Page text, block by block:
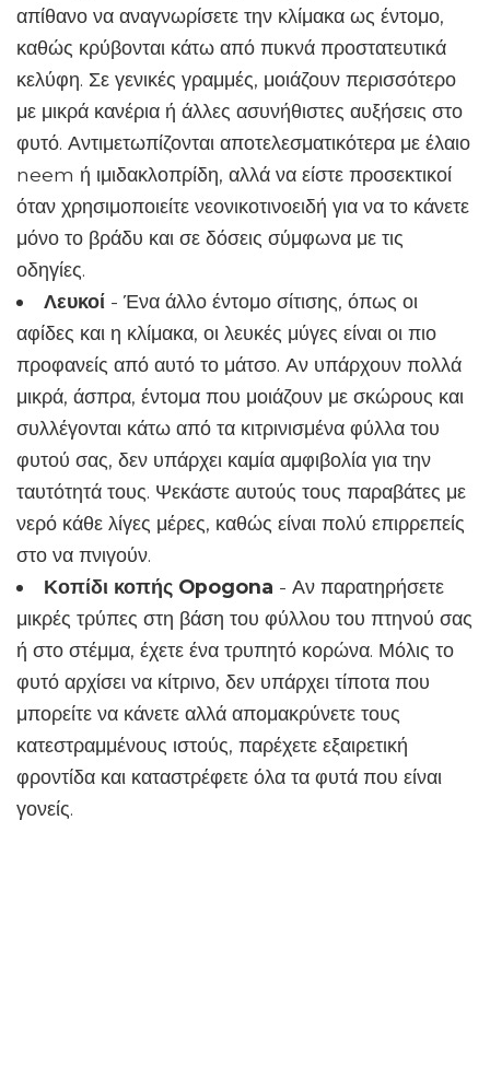
απίθανο να αναγνωρίσετε την κλίμακα ως έντομο,
καθώς κρύβονται κάτω από πυκνά προστατευτικά
κελύφη. Σε γενικές γραμμές, μοιάζουν περισσότερο
με μικρά κανέρια ή άλλες ασυνήθιστες αυξήσεις στο
φυτό. Αντιμετωπίζονται αποτελεσματικότερα με έλαιο
neem ή ιμιδακλοπρίδη, αλλά να είστε προσεκτικοί
όταν χρησιμοποιείτε νεονικοτινοειδή για να το κάνετε
μόνο το βράδυ και σε δόσεις σύμφωνα με τις
οδηγίες.
Λευκοί- Ένα άλλο έντομο σίτισης, όπως οι
αφίδες και η κλίμακα, οι λευκές μύγες είναι οι πιο
προφανείς από αυτό το μάτσο. Αν υπάρχουν πολλά
μικρά, άσπρα, έντομα που μοιάζουν με σκώρους και
συλλέγονται κάτω από τα κιτρινισμένα φύλλα του
φυτού σας, δεν υπάρχει καμία αμφιβολία για την
ταυτότητά τους. Ψεκάστε αυτούς τους παραβάτες με
νερό κάθε λίγες μέρες, καθώς είναι πολύ επιρρεπείς
στο να πνιγούν.
Κοπίδι κοπής Opogona - Αν παρατηρήσετε
μικρές τρύπες στη βάση του φύλλου του πτηνού σας
ή στο στέμμα, έχετε ένα τρυπητό κορώνα. Μόλις το
φυτό αρχίσει να κίτρινο, δεν υπάρχει τίποτα που
μπορείτε να κάνετε αλλά απομακρύνετε τους
κατεστραμμένους ιστούς, παρέχετε εξαιρετική
φροντίδα και καταστρέφετε όλα τα φυτά που είναι
γονείς.